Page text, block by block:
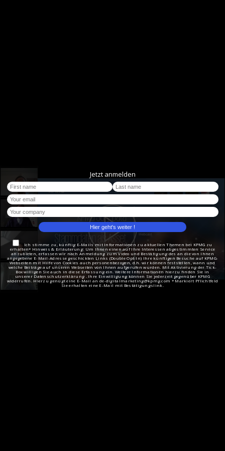
Jetzt anmelden
Ich stimme zu, künftig E-Mails mit Informationen zu aktuellen Themen bei KPMG zu
erhalten* Hinweis & Erläuterung: Um Ihnen einen auf Ihre Interessen abgestimmten Service
anzubieten, erfassen wir nach Anmeldung zum Video und Bestätigung des an die von Ihnen
angegebene E-Mail-Adresse geschickten Links (Double Opt-In) Ihre künftigen Besuche auf KPMG-
Webseiten mit Hilfe von Cookies auch personenbezogen, d.h. wir können feststellen, wann und
welche Beiträge auf unseren Webseiten von Ihnen aufgerufen wurden. Mit Aktivierung der Tick-
Box willigen Sie auch in diese Erfassung ein. Weitere Informationen hierzu finden Sie in
unserer Datenschutzerklärung . Ihre Einwilligung können Sie jederzeit gegenüber KPMG
widerrufen. Hierzu genügt eine E-Mail an de-digitalmarketing@kpmg.com * Markiert Pflichtfeld
Sie erhalten eine E-Mail mit Bestätigungslink.